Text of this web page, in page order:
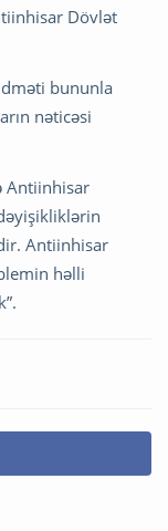
Dövlət
bununla
nəticəsi
Antiinhisar
Antiinhisar
həlli